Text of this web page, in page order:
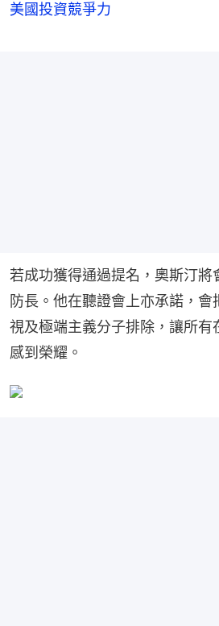
美國投資競爭力
若成功獲得通過提名，奧斯汀將
防長。他在聽證會上亦承諾，會
視及極端主義分子排除，讓所有
感到榮耀。